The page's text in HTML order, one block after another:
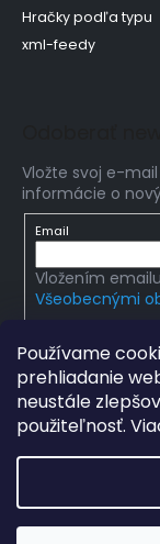
Používame
prehliadanie
neustále
použiteľnosť.
Hračky podľa typu
xml-feedy
Vložte svoj e-
informácie o
Email
Vložením
Všeobecnými
Grafický návrh